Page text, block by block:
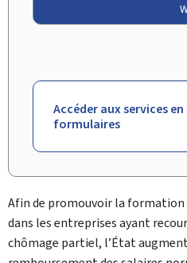
Accéder aux services
formulaires
Afin de promouvoir la
dans les entreprises ayant
chômage partiel, l’État